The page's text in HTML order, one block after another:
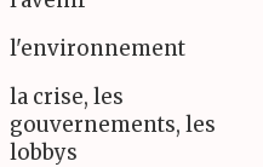
l'environnement
la crise, les
gouvernements, les
lobbys